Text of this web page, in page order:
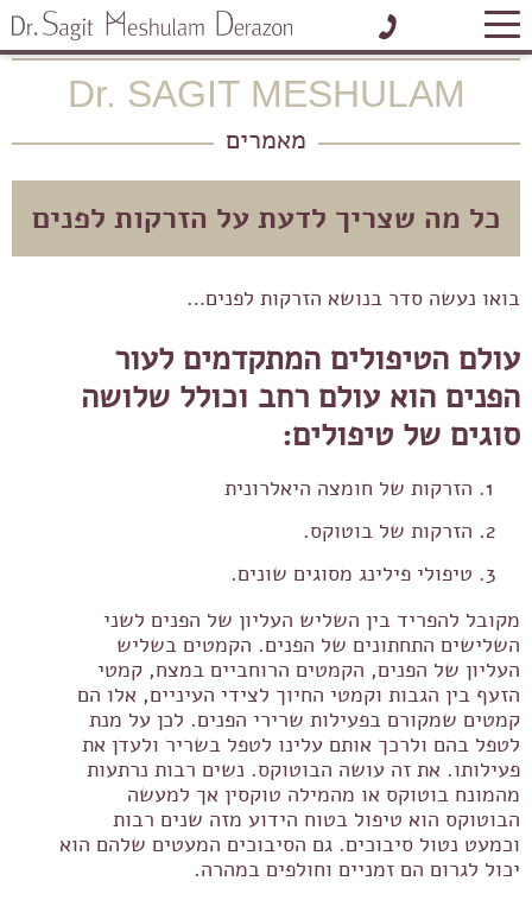
בית מאמרים» כל מה שצריך לדעת על הזרקות לפנים
Dr. SAGIT MESHULAM
מאמרים
כל מה שצריך לדעת על הזרקות לפנים
בואו נעשה סדר בנושא הזרקות לפנים…
עולם הטיפולים המתקדמים לעור
הפנים הוא עולם רחב וכולל שלושה
סוגים של טיפולים:
הזרקות של חומצה היאלרונית
הזרקות של בוטוקס.
טיפולי פילינג מסוגים שונים.
מקובל להפריד בין השליש העליון של הפנים לשני
השלישים התחתונים של הפנים. הקמטים בשליש
העליון של הפנים, הקמטים הרוחביים במצח, קמטי
הזעף בין הגבות וקמטי החיוך לצידי העיניים, אלו הם
קמטים שמקורם בפעילות שרירי הפנים. לכן על מנת
לטפל בהם ולרכך אותם עלינו לטפל בשריר ולעדן את
פעילותו. את זה עושה הבוטוקס. נשים רבות נרתעות
מהמונח בוטוקס או מהמילה טוקסין אך למעשה
הבוטוקס הוא טיפול בטוח הידוע מזה שנים רבות
וכמעט נטול סיבוכים. גם הסיבוכים המעטים שלהם הוא
יכול לגרום הם זמניים וחולפים במהרה.